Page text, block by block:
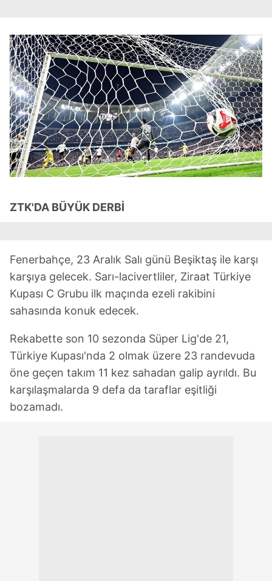
ZTK'DA BÜYÜK DERBİ
Fenerbahçe, 23 Aralık Salı günü Beşiktaş ile karşı
karşıya gelecek. Sarı-lacivertliler, Ziraat Türkiye
Kupası C Grubu ilk maçında ezeli rakibini
sahasında konuk edecek.
Rekabette son 10 sezonda Süper Lig'de 21,
Türkiye Kupası'nda 2 olmak üzere 23 randevuda
öne geçen takım 11 kez sahadan galip ayrıldı. Bu
karşılaşmalarda 9 defa da taraflar eşitliği
bozamadı.